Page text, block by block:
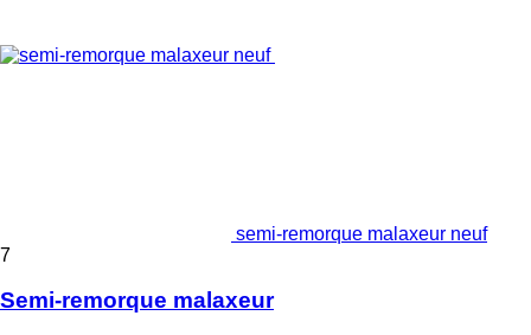
semi-remorque malaxeur neuf
7
Semi-remorque malaxeur